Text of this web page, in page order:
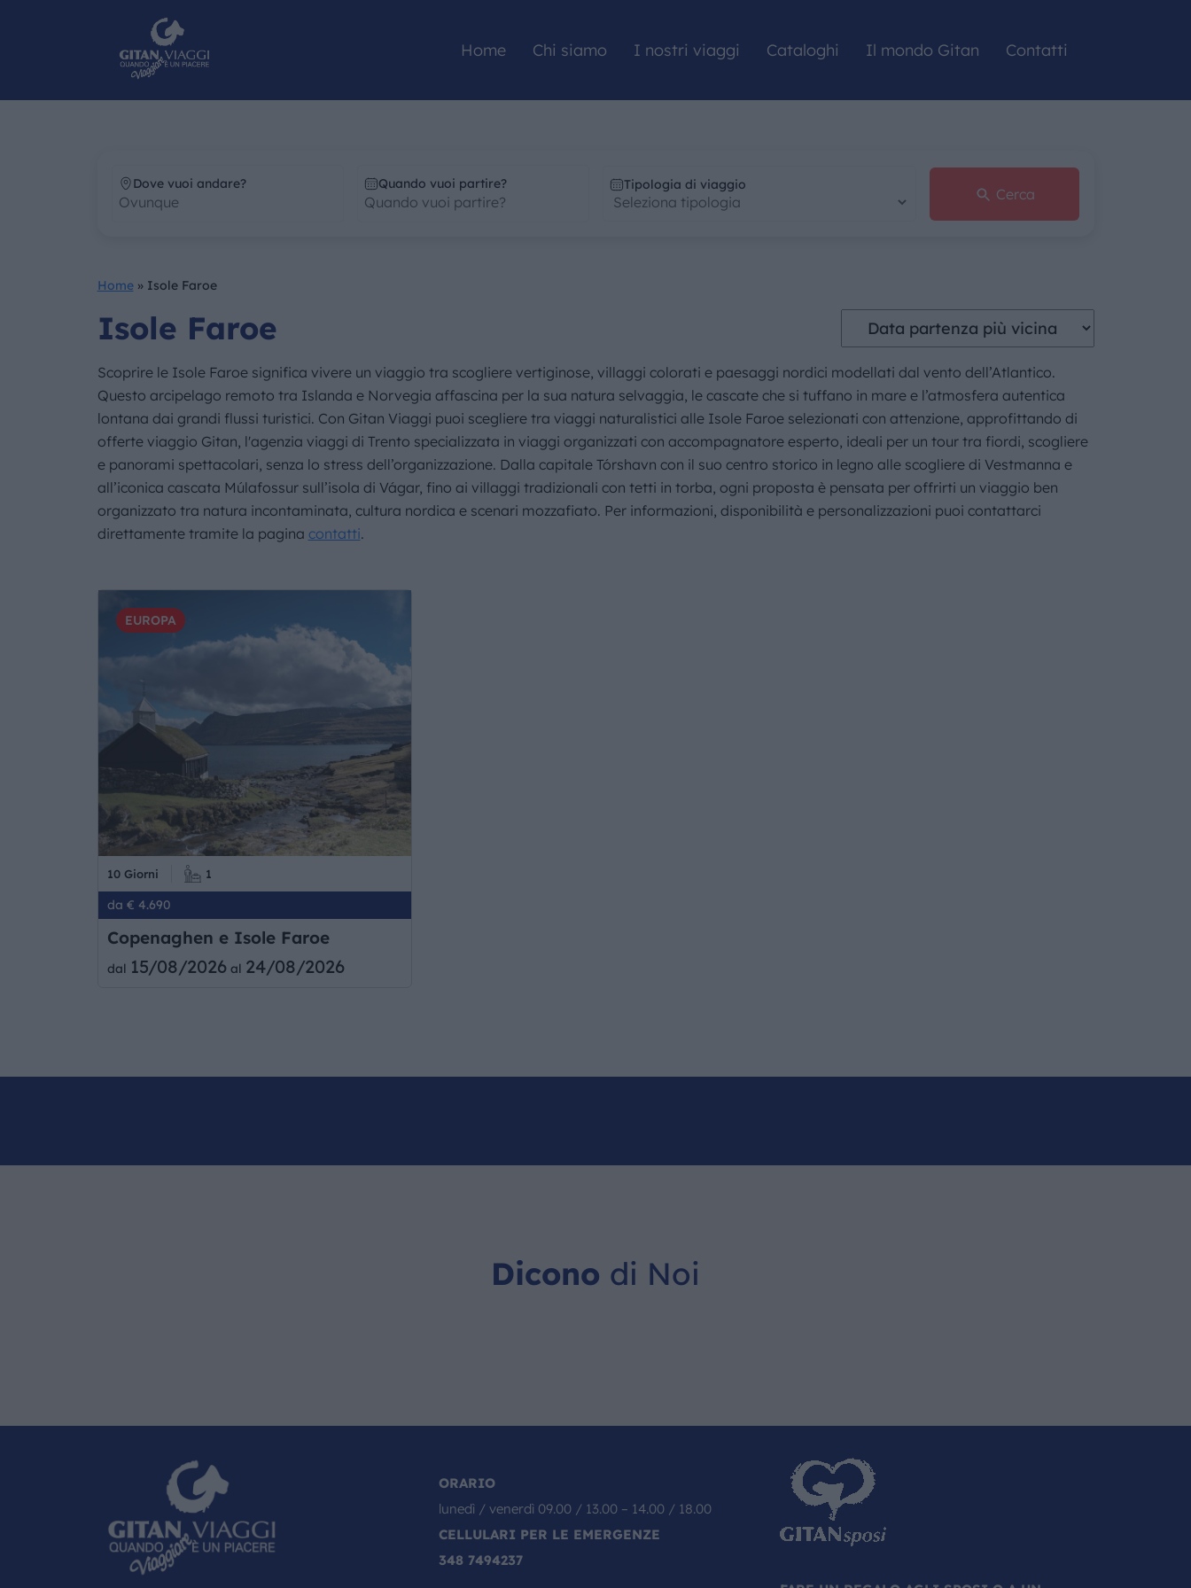
Home Chi siamo I nostri viaggi Cataloghi Il mondo Gitan Contatti
Dove vuoi andare? Quando vuoi partire? Tipologia di viaggio
Cerca
IL MONDO GITAN
CONTATTI
Home »Isole Faroe
Isole Faroe
Scoprire le Isole Faroe significa vivere un viaggio tra scogliere vertiginose, villaggi colorati e paesaggi nordici modellati dal vento dell’Atlantico.
Questo arcipelago remoto tra Islanda e Norvegia affascina per la sua natura selvaggia, le cascate che si tuffano in mare e l’atmosfera autentica
lontana dai grandi flussi turistici. Con Gitan Viaggi puoi scegliere tra viaggi naturalistici alle Isole Faroe selezionati con attenzione, approfittando di
offerte viaggio Gitan, l'agenzia viaggi di Trento specializzata in viaggi organizzati con accompagnatore esperto, ideali per un tour tra fiordi, scogliere
e panorami spettacolari, senza lo stress dell’organizzazione. Dalla capitale Tórshavn con il suo centro storico in legno alle scogliere di Vestmanna e
all’iconica cascata Múlafossur sull’isola di Vágar, fino ai villaggi tradizionali con tetti in torba, ogni proposta è pensata per offrirti un viaggio ben
organizzato tra natura incontaminata, cultura nordica e scenari mozzafiato. Per informazioni, disponibilità e personalizzazioni puoi contattarci
direttamente tramite la pagina contatti.
EUROPA
10 Giorni 1
da € 4.690
Copenaghen e Isole Faroe
dal 15/08/2026al 24/08/2026
Dicono di Noi
ORARIO
lunedì / venerdì 09.00 / 13.00 – 14.00 / 18.00
CELLULARI PER LE EMERGENZE
348 7494237